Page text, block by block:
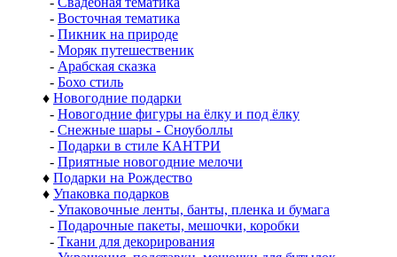
- Восточная тематика
- Пикник на природе
- Моряк путешественик
- Арабская сказка
- Бохо стиль
♦ Новогодние подарки
- Новогодние фигуры на ёлку и под ёлку
- Снежные шары - Сноуболлы
- Подарки в стиле КАНТРИ
- Приятные новогодние мелочи
♦ Подарки на Рождество
♦ Упаковка подарков
- Упаковочные ленты, банты, пленка и бумага
- Подарочные пакеты, мешочки, коробки
- Ткани для декорирования